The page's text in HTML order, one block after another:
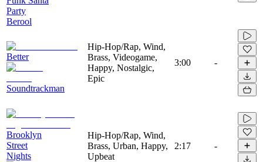
Party
Berool
Better
Soundtrackman
Hip-Hop/Rap, Wind,
Brass, Videogame,
Happy, Nostalgic,
Epic
3:00 -
Brooklyn
Street
Nights
Hip-Hop/Rap, Wind,
Brass, Urban, Happy,
Upbeat
2:17 -